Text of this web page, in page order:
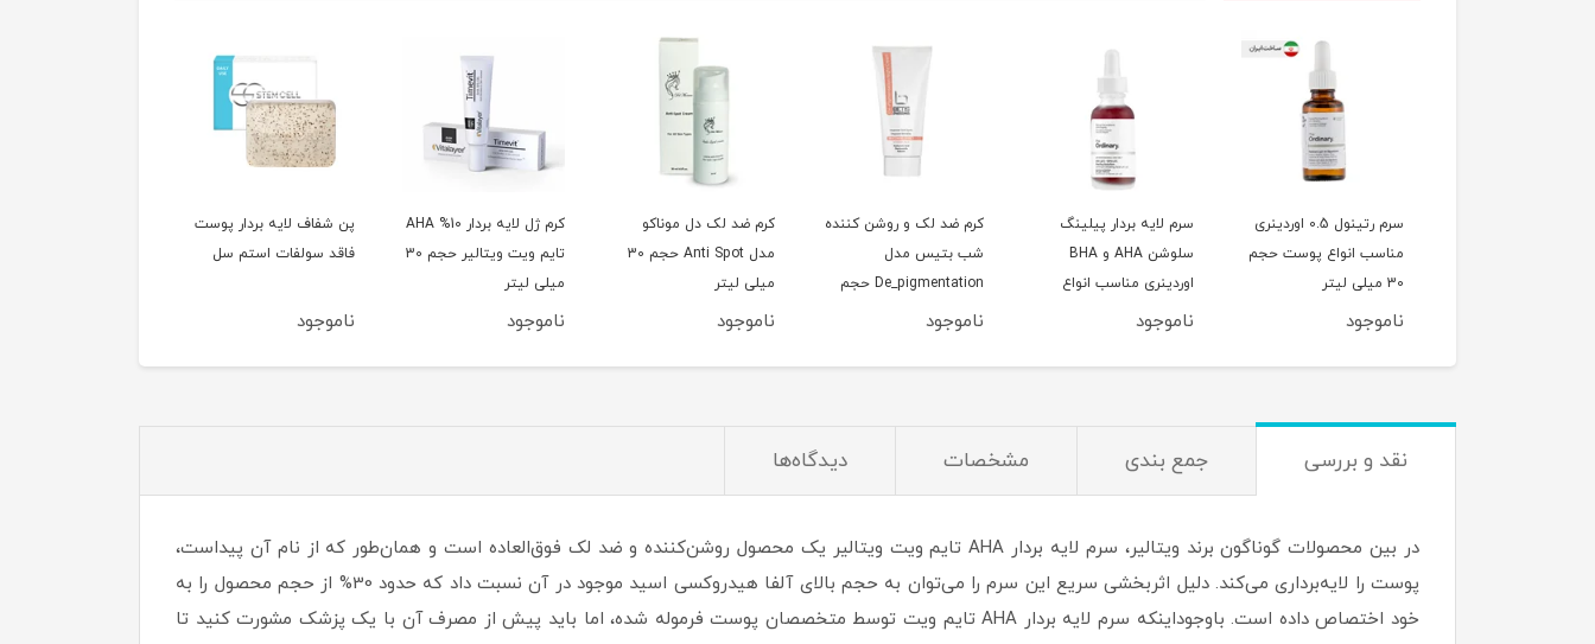
سرم رتینول 0.5 اوردینری
مناسب انواع پوست حجم
30 میلی لیتر
ناموجود
سرم لایه بردار پیلینگ
سلوشن AHA و BHA
اوردینری مناسب انواع
پوست حجم 30 میلی لیتر
ناموجود
کرم ضد لک و روشن کننده
شب بتیس مدل
De_pigmentation حجم
45 میلی لیتر
ناموجود
کرم ضد لک دل موناکو
مدل Anti Spot حجم 30
میلی لیتر
ناموجود
كرم ژل لايه بردار 10% AHA
تایم ویت ویتالیر حجم 30
میلی لیتر
ناموجود
پن شفاف لایه بردار پوست
فاقد سولفات استم سل
ناموجود
نقد و بررسی جمع بندی مشخصات دیدگاه‌ها
در بین محصولات گوناگون برند ویتالیر، سرم لایه بردار AHA تایم ویت ویتالیر یک محصول روشن‌کننده و ضد لک فوق‌العاده است و همان‌طور که از نام آن پیداست،
پوست را لایه‌برداری می‌کند. دلیل اثربخشی سریع این سرم را می‌توان به حجم بالای آلفا هیدروکسی اسید موجود در آن نسبت داد که حدود 30% از حجم محصول را به
خود اختصاص داده است. باوجوداینکه سرم لایه بردار AHA تایم ویت توسط متخصصان پوست فرموله شده، اما باید پیش از مصرف آن با یک پزشک مشورت کنید تا